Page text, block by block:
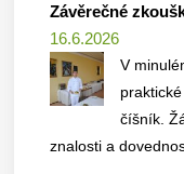
Závěrečné
16.6.2026
V
číšník.
znalosti a